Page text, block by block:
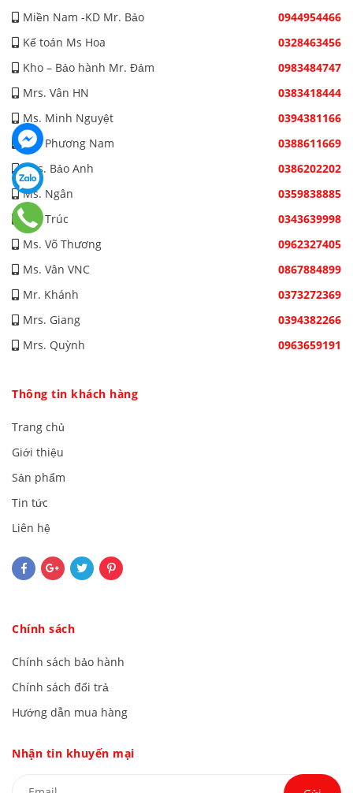
Miền Nam -KD Mr. Bảo
0944954466
Kế toán Ms Hoa
0328463456
Kho – Bảo hành Mr. Đảm
0983484747
Mrs. Vân HN
0383418444
Ms. Minh Nguyệt
0394381166
Ms. Phương Nam
0388611669
Mrs. Bảo Anh
0386202202
Ms. Ngân
0359838885
Ms. Trúc
0343639998
Ms. Võ Thương
0962327405
Ms. Vân VNC
0867884899
Mr. Khánh
0373272369
Mrs. Giang
0394382266
Mrs. Quỳnh
0963659191
Thông tin khách hàng
Trang chủ
Giới thiệu
Sản phẩm
Tin tức
Liên hệ
Chính sách
Chính sách bảo hành
Chính sách đổi trả
Hướng dẫn mua hàng
Nhận tin khuyến mại